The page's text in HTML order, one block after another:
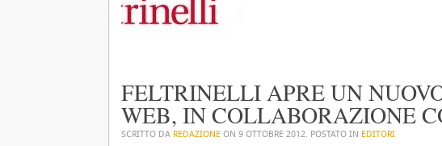
FELTRINELLI APRE UN
WEB, IN COLLABORAZIONE
SCRITTO DA REDAZIONE ON 9 OTTOBRE 2012. POSTATO IN EDITORI